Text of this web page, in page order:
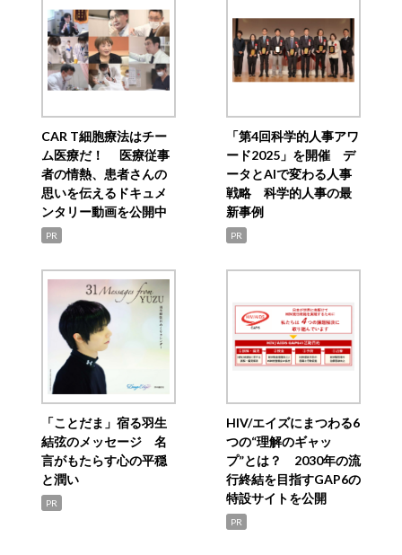
CAR T細胞療法はチー
ム医療だ！ 医療従事
者の情熱、患者さんの
思いを伝えるドキュメ
ンタリー動画を公開中
PR
「第4回科学的人事アワ
ード2025」を開催 デ
ータとAIで変わる人事
戦略 科学的人事の最
新事例
PR
「ことだま」宿る羽生
結弦のメッセージ 名
言がもたらす心の平穏
と潤い
PR
HIV/エイズにまつわる6
つの“理解のギャッ
プ”とは？ 2030年の流
行終結を目指すGAP6の
特設サイトを公開
PR